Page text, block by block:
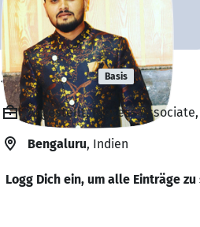
Sadik MS Basis
Angestellt, Process
Bengaluru, Indien
Logg Dich ein, um alle Einträge zu